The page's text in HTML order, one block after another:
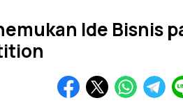
Ide Bisnis